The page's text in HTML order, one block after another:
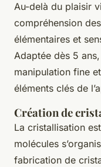
Au-delà du plaisir
compréhension
élémentaires et
Adaptée dès 5
manipulation fine
éléments clés de
Création de
La cristallisation
molécules
fabrication de